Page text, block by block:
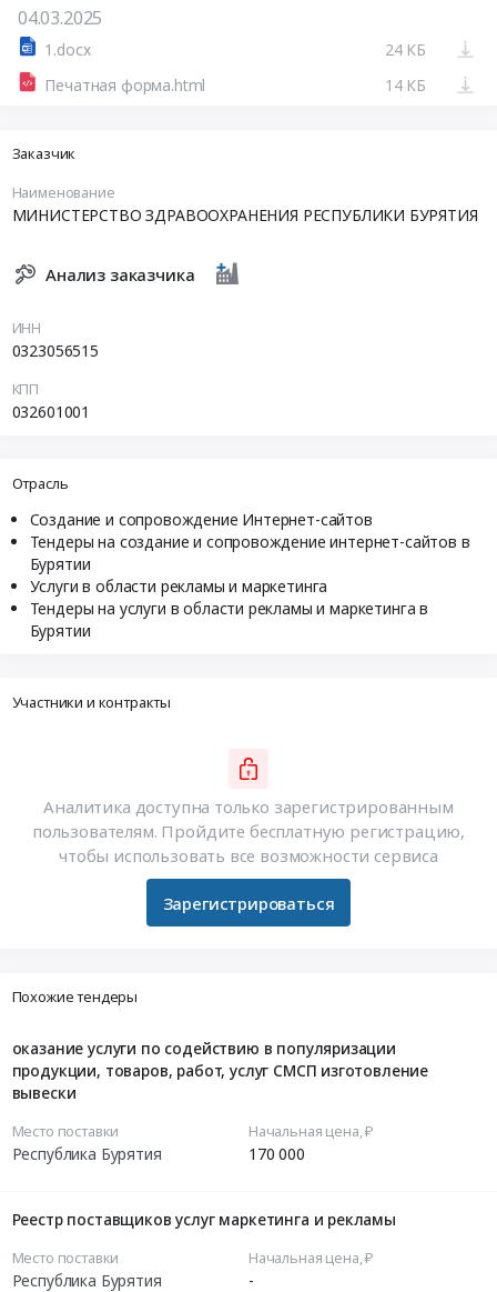
04.03.2025
1.docx
24 КБ
Печатная форма.html
14 КБ
Заказчик
Наименование
МИНИСТЕРСТВО ЗДРАВООХРАНЕНИЯ РЕСПУБЛИКИ БУРЯТИЯ
Анализ заказчика
ИНН
0323056515
КПП
032601001
Отрасль
Создание и сопровождение Интернет-сайтов
Тендеры на создание и сопровождение интернет-сайтов в
Бурятии
Услуги в области рекламы и маркетинга
Тендеры на услуги в области рекламы и маркетинга в
Бурятии
Участники и контракты
Аналитика доступна только зарегистрированным
пользователям. Пройдите бесплатную регистрацию,
чтобы использовать все возможности сервиса
Зарегистрироваться
Похожие тендеры
оказание услуги по содействию в популяризации
продукции, товаров, работ, услуг СМСП изготовление
вывески
Место поставки
Республика Бурятия
Начальная цена, ₽
170 000
Реестр поставщиков услуг маркетинга и рекламы
Место поставки
Республика Бурятия
Начальная цена, ₽
-